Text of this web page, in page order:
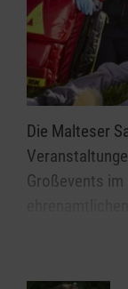
Die Malteser
Großevents
schnelle